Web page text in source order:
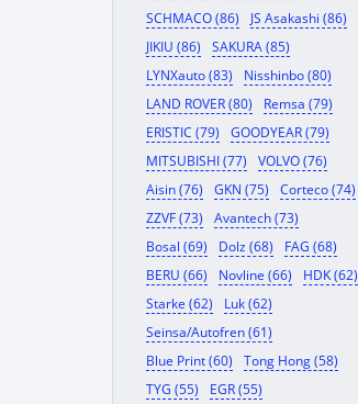
SCHMACO (86)
JS Asakashi (86)
JIKIU (86)
SAKURA (85)
LYNXauto (83)
Nisshinbo (80)
LAND ROVER (80)
Remsa (79)
ERISTIC (79)
GOODYEAR (79)
MITSUBISHI (77)
VOLVO (76)
Aisin (76)
GKN (75)
Corteco (74)
ZZVF (73)
Avantech (73)
Bosal (69)
Dolz (68)
FAG (68)
BERU (66)
Novline (66)
HDK (62)
Starke (62)
Luk (62)
Seinsa/Autofren (61)
Blue Print (60)
Tong Hong (58)
TYG (55)
EGR (55)